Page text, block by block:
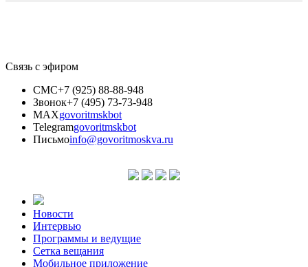
Связь с эфиром
СМС+7 (925) 88-88-948
Звонок+7 (495) 73-73-948
MAXgovoritmskbot
Telegramgovoritmskbot
Письмоinfo@govoritmoskva.ru
Новости
Интервью
Программы и ведущие
Сетка вещания
Мобильное приложение